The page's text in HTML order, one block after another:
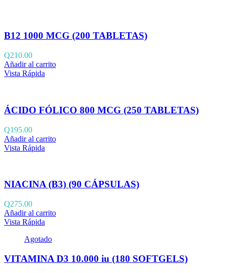
B12 1000 MCG (200 TABLETAS)
Q210.00
Añadir al carrito
Vista Rápida
ÁCIDO FÓLICO 800 MCG (250 TABLETAS)
Q195.00
Añadir al carrito
Vista Rápida
NIACINA (B3) (90 CÁPSULAS)
Q275.00
Añadir al carrito
Vista Rápida
Agotado
VITAMINA D3 10.000 iu (180 SOFTGELS)